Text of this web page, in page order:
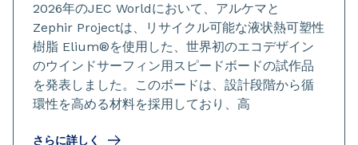
2026年のJEC Worldにおいて、アルケマと
Zephir Projectは、リサイクル可能な液状熱可塑性
樹脂 Elium®を使用した、世界初のエコデザイン
のウインドサーフィン用スピードボードの試作品
を発表しました。このボードは、設計段階から循
環性を高める材料を採用しており、高
さらに詳しく